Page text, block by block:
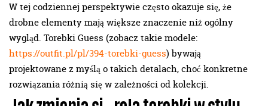
W tej codziennej perspektywie często okazuje się, że
drobne elementy mają większe znaczenie niż ogólny
wygląd. Torebki Guess (zobacz takie modele:
https://outfit.pl/pl/394-torebki-guess) bywają
projektowane z myślą o takich detalach, choć konkretne
rozwiązania różnią się w zależności od kolekcji.